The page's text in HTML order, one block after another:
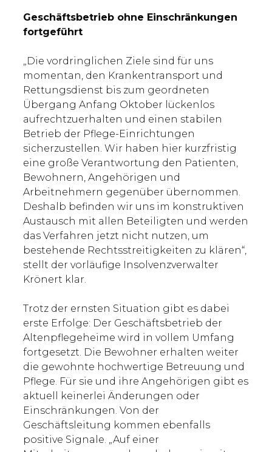
Geschäftsbetrieb ohne Einschränkungen
fortgeführt
„Die vordringlichen Ziele sind für uns
momentan, den Krankentransport und
Rettungsdienst bis zum geordneten
Übergang Anfang Oktober lückenlos
aufrechtzuerhalten und einen stabilen
Betrieb der Pflege-Einrichtungen
sicherzustellen. Wir haben hier kurzfristig
eine große Verantwortung den Patienten,
Bewohnern, Angehörigen und
Arbeitnehmern gegenüber übernommen.
Deshalb befinden wir uns im konstruktiven
Austausch mit allen Beteiligten und werden
das Verfahren jetzt nicht nutzen, um
bestehende Rechtsstreitigkeiten zu klären“,
stellt der vorläufige Insolvenzverwalter
Krönert klar.
Trotz der ernsten Situation gibt es dabei
erste Erfolge: Der Geschäftsbetrieb der
Altenpflegeheime wird in vollem Umfang
fortgesetzt. Die Bewohner erhalten weiter
die gewohnte hochwertige Betreuung und
Pflege. Für sie und ihre Angehörigen gibt es
aktuell keinerlei Änderungen oder
Einschränkungen. Von der
Geschäftsleitung kommen ebenfalls
positive Signale. „Auf einer